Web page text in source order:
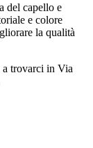
del capello e
e colore
la qualità
trovarci in Via